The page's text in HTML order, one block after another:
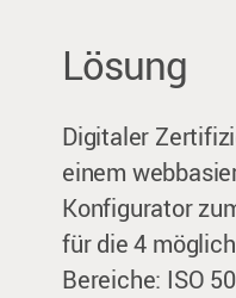
Lösung
Digitaler
einem
Konfigurator
für die 4
Bereiche: ISO